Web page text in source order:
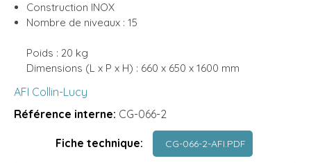
Construction INOX
Nombre de niveaux : 15
Poids : 20 kg
Dimensions (L x P x H) : 660 x 650 x 1600 mm
AFI Collin-Lucy
Référence interne: CG-066-2
Fiche technique: CG-066-2-AFI.PDF